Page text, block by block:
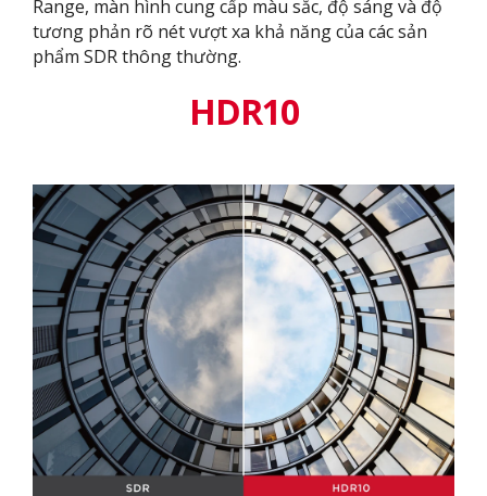
Range, màn hình cung cấp màu sắc, độ sáng và độ
tương phản rõ nét vượt xa khả năng của các sản
phẩm SDR thông thường.
HDR10